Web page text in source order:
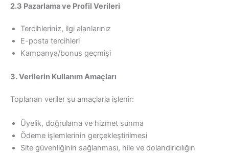
2.3 Pazarlama ve Profil Verileri
Tercihleriniz, ilgi alanlarınız
E-posta tercihleri
Kampanya/bonus geçmişi
3. Verilerin Kullanım Amaçları
Toplanan veriler şu amaçlarla işlenir:
Üyelik, doğrulama ve hizmet sunma
Ödeme işlemlerinin gerçekleştirilmesi
Site güvenliğinin sağlanması, hile ve dolandırıcılığın